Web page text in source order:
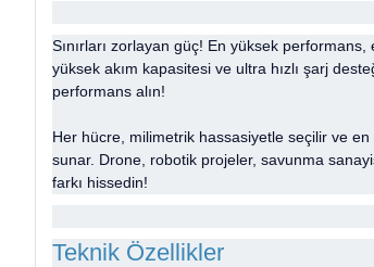
Sınırları zorlayan güç! En yüksek
yüksek akım kapasitesi ve ultra hızlı şarj
performans alın!
Her hücre, milimetrik hassasiyetle seçilir ve
sunar. Drone, robotik projeler, savunma
farkı hissedin!
Teknik Özellikler